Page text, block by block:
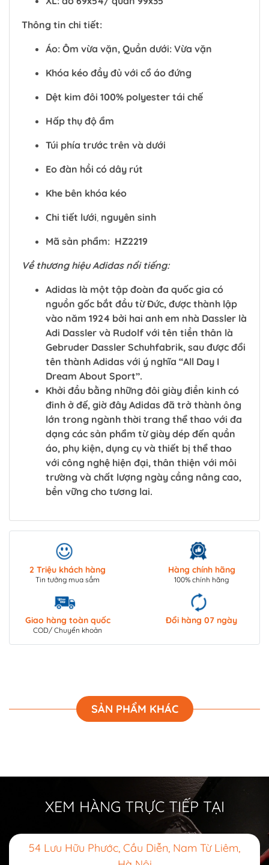
Thông tin chi tiết:
Áo: Ôm vừa vặn, Quần dưới: Vừa vặn
Khóa kéo đầy đủ với cổ áo đứng
Dệt kim đôi 100% polyester tái chế
Hấp thụ độ ẩm
Túi phía trước trên và dưới
Eo đàn hồi có dây rút
Khe bên khóa kéo
Chi tiết lưới, nguyên sinh
Mã sản phẩm: HZ2219
Về thương hiệu Adidas nổi tiếng:
Adidas là một tập đoàn đa quốc gia có
nguồn gốc bắt đầu từ Đức, được thành lập
vào năm 1924 bởi hai anh em nhà Dassler là
Adi Dassler và Rudolf với tên tiền thân là
Gebruder Dassler Schuhfabrik, sau được đổi
tên thành Adidas với ý nghĩa “All Day I
Dream About Sport”.
Khởi đầu bằng những đôi giày điền kinh có
đinh ở đế, giờ đây Adidas đã trở thành ông
lớn trong ngành thời trang thể thao với đa
dạng các sản phẩm từ giày dép đến quần
áo, phụ kiện, dụng cụ và thiết bị thể thao
với công nghệ hiện đại, thân thiện với môi
trường và chất lượng ngày cầng nâng cao,
bền vững cho tương lai.
2 Triệu khách hàng
Tin tưởng mua sắm
Hàng chính hãng
100% chính hãng
Giao hàng toàn quốc
COD/ Chuyển khoản
Đổi hàng 07 ngày
SẢN PHẨM KHÁC
XEM HÀNG TRỰC TIẾP TẠI
54 Lưu Hữu Phước, Cầu Diễn, Nam Từ Liêm,